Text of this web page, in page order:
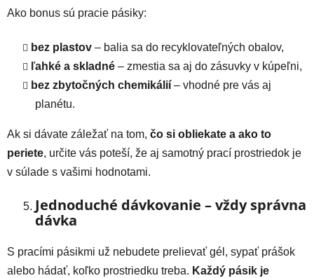
Ako bonus sú pracie pásiky:
bez plastov – balia sa do recyklovateľných obalov,
ľahké a skladné – zmestia sa aj do zásuvky v kúpeľni,
bez zbytočných chemikálií – vhodné pre vás aj
planétu.
Ak si dávate záležať na tom, čo si obliekate a ako to
periete, určite vás poteší, že aj samotný prací prostriedok je
v súlade s vašimi hodnotami.
Jednoduché dávkovanie – vždy správna
dávka
S pracími pásikmi už nebudete prelievať gél, sypať prášok
alebo hádať, koľko prostriedku treba. Každý pásik je